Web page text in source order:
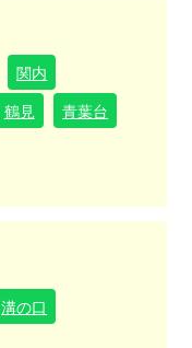
関内
鶴見
青葉台
溝の口